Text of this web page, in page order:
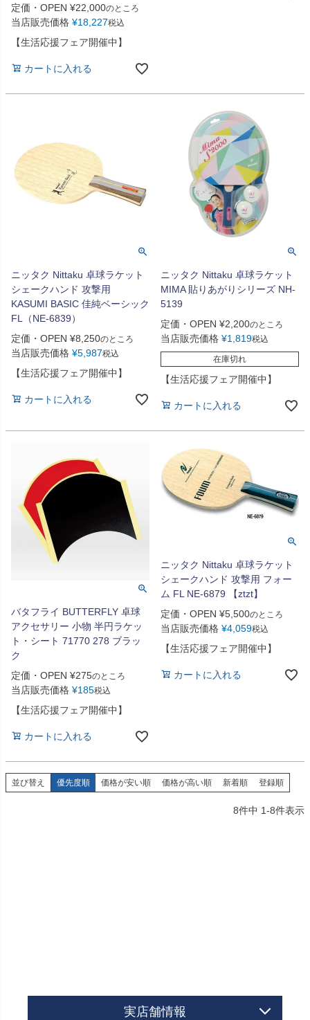
定価・OPEN ¥22,000のところ
当店販売価格 ¥18,227税込
【生活応援フェア開催中】
カートに入れる
ニッタク Nittaku 卓球ラケット
シェークハンド 攻撃用
KASUMI BASIC 佳純ベーシック
FL（NE-6839）
定価・OPEN ¥8,250のところ
当店販売価格 ¥5,987税込
【生活応援フェア開催中】
カートに入れる
ニッタク Nittaku 卓球ラケット
MIMA 貼りあがりシリーズ NH-
5139
定価・OPEN ¥2,200のところ
当店販売価格 ¥1,819税込
在庫切れ
【生活応援フェア開催中】
カートに入れる
バタフライ BUTTERFLY 卓球
アクセサリー 小物 半円ラケッ
ト・シート 71770 278 ブラッ
ク
定価・OPEN ¥275のところ
当店販売価格 ¥185税込
【生活応援フェア開催中】
カートに入れる
ニッタク Nittaku 卓球ラケット
シェークハンド 攻撃用 フォー
ム FL NE-6879 【ztzt】
定価・OPEN ¥5,500のところ
当店販売価格 ¥4,059税込
【生活応援フェア開催中】
カートに入れる
並び替え 優先度順 価格が安い順 価格が高い順 新着順 登録順
8件中 1-8件表示
実店舗情報